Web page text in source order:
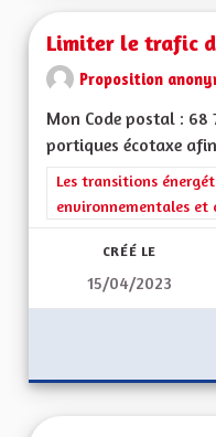
Limiter le trafic
Proposition
Mon Code postal : 68
portiques écotaxe
Filtrer les résultats de
Les transitions
environnementales et
CRÉÉ LE
15/04/2023